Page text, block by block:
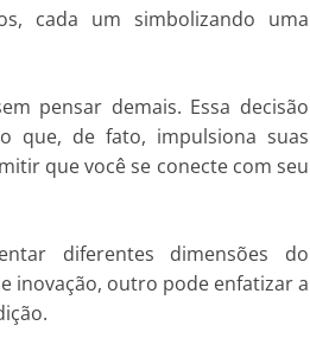
cada um simbolizando uma
pensar demais. Essa decisão
que, de fato, impulsiona suas
que você se conecte com seu
diferentes dimensões do
inovação, outro pode enfatizar a